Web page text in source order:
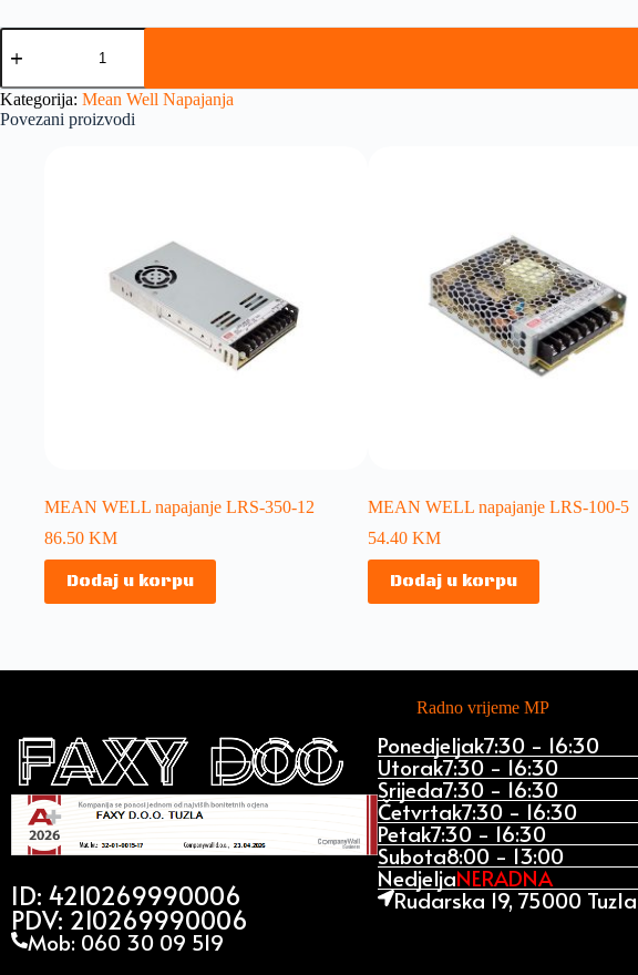
Kategorija: Mean Well Napajanja
Povezani proizvodi
MEAN WELL napajanje LRS-350-12
86.50 KM
Dodaj u korpu
MEAN WELL napajanje LRS-100-5
54.40KM
Dodaj u korpu
ID: 4210269990006
PDV: 210269990006
Mob: 060 30 09 519
Radno vrijeme MP
Ponedjeljak7:30 - 16:30
Utorak7:30 - 16:30
Srijeda7:30 - 16:30
Četvrtak7:30 - 16:30
Petak7:30 - 16:30
Subota8:00 - 13:00
NedjeljaNERADNA
Rudarska 19, 75000 Tuzla